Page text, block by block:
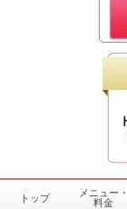
トップ
メニュー・
料金